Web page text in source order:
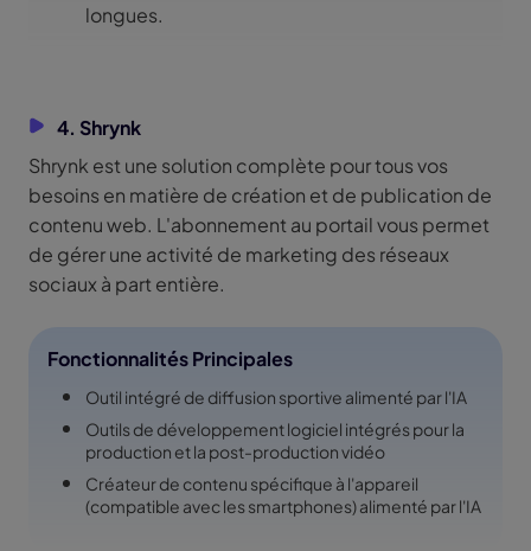
longues.
4. Shrynk
Shrynk est une solution complète pour tous vos
besoins en matière de création et de publication de
contenu web. L'abonnement au portail vous permet
de gérer une activité de marketing des réseaux
sociaux à part entière.
Fonctionnalités Principales
Outil intégré de diffusion sportive alimenté par l'IA
Outils de développement logiciel intégrés pour la
production et la post-production vidéo
Créateur de contenu spécifique à l'appareil
(compatible avec les smartphones) alimenté par l'IA